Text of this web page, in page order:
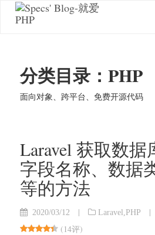
分类目录：PHP
面向对象、跨平台、免费开源代码
Laravel 获取数
字段名称、数据
等的方法
2020/03/12 | Laravel PHP |
(14评)